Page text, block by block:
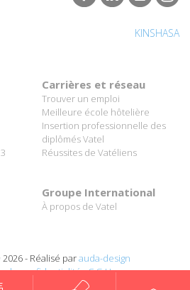
KINSHASA
Carrières et réseau
Trouver un emploi
Meilleure école hôtelière
Insertion professionnelle des
diplômés Vatel
Réussites de Vatéliens
Groupe International
À propos de Vatel
- Réalisé parauda-design
de confidentialité-C.G.U.